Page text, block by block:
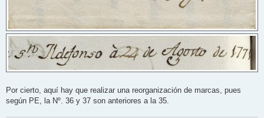
Por cierto, aquí hay que realizar una reorganización de marcas, pues
según PE, la Nº. 36 y 37 son anteriores a la 35.